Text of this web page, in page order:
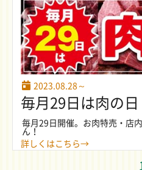
2023.08.28～
毎月29日は肉の日
毎月29日開催。お肉特売・店
ん！
詳しくはこちら→